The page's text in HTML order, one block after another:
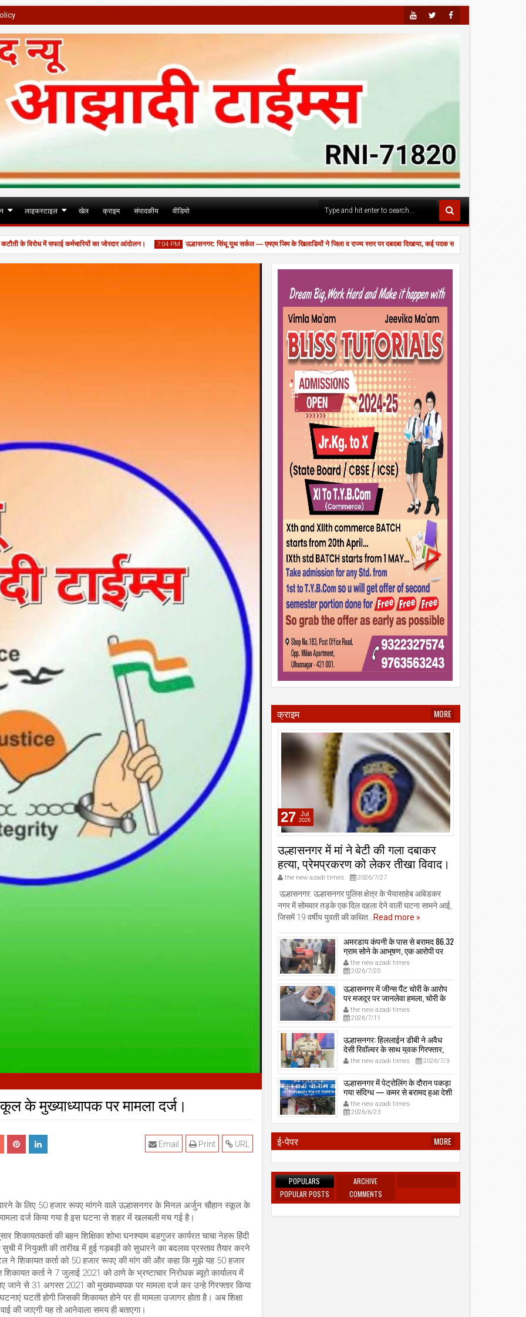
Youtu
लाइफस्टाइल खेल क्राइम संपादकीय वीडियो
विरोध में सफाई कर्मचारियों का जोरदार आंदोलन। 7:04 PM उल्हासनगर: सिंधू युथ सर्कल — एमएम जिम के खिलाडियों ने जिला व राज्य स्तर पर दबदबा दिखाया, कई पदक साथ लेकर लौटे।
के मुख्याध्यापक पर मामला दर्ज।
URL
Print
Email
के लिए 50 हजार रूपए मांगने वाले उल्हासनगर के मिनल अर्जुन चौहान स्कूल के
मामला दर्ज किया गया है इस घटना से शहर में खलबली मच गई है।
शिकायतकर्ता की बहन शिक्षिका शोभा घनश्याम बडगुजर कार्यरत चाचा नेहरू हिंदी
सुची में नियुक्ती की तारीख में हुई गड़बड़ी को सुधारने का बदलाव प्रस्ताव तैयार करने
ने शिकायत कर्ता को 50 हजार रूपए की मांग की और कहा कि मुझे यह 50 हजार
कर्ता ने 7 जुलाई 2021 को ठाणे के भ्रष्टाचार निरोधक ब्यूरो कार्यालय में
से 31 अगस्त 2021 को मुख्याध्यापक पर मामला दर्ज कर उन्हे गिरफ्तार किया
घटती होगी जिसकी शिकायत होने पर ही मामला उजागर होता है। अब शिक्षा
की जाएगी यह तो आनेवाला समय ही बताएगा।
क्राइम MORE
27 Jul
2026
उल्हासनगर में मां ने बेटी की गला दबाकर
हत्या, प्रेमप्रकरण को लेकर तीखा विवाद।
the new azadi times 2026/7/27
उल्हासनगर: उल्हासनगर पुलिस क्षेत्र के भैयासाहेब आंबेडकर
नगर में सोमवार तड़के एक दिल दहला देने वाली घटना सामने आई,
जिसमें 19 वर्षीय युवती की कथित...Read more »
अमरडाय कंपनी के पास से बरामद 86.32
ग्राम सोने के आभूषण, एक आरोपी पर
मामला दर्ज, उल्हासनगर-भायखळा पुलिस
ने घरफोड़ियों के संबंध में एक आरोपी से
महत्वपूर्ण पूछताछ के बाद आरोपी के साथी
के ठिकाने से 10,90,261 रुपये मूल्य के
सोने के आभूषण बरामद किए।
the new azadi times
2026/7/20
उल्हासनगर में जीन्स पैंट चोरी के आरोप
पर मजदूर पर जानलेवा हमला, चोरी के
संदेह में किडनैप कर कराई पिटाई, मजदूर
गंभीर रूप से जख्मी।
the new azadi times
2026/7/11
उल्हासनगर: हिललाईन डीबी ने अवैध
देसी रिवॉल्वर के साथ युवक गिरफ्तार,
प्रेमनगर टेकडी से देसी रिवॉल्वर व
काडतूस जप्त, इलीगल हथियार साथ
पकड़ा गया युवक एक दिन की पोलीस
कोठडी में।
the new azadi times 2026/7/3
उल्हासनगर में पेट्रोलिंग के दौरान पकड़ा
गया संदिग्ध — कमर से बरामद हुआ देशी
रिवॉल्वर।
the new azadi times
2026/6/23
ई-पेपर MORE
POPULARS
ARCHIVE
POPULAR POSTS
COMMENTS